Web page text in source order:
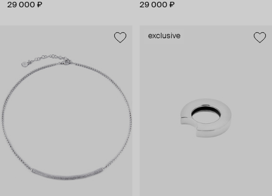
29 000 ₽
29 000 ₽
exclusive